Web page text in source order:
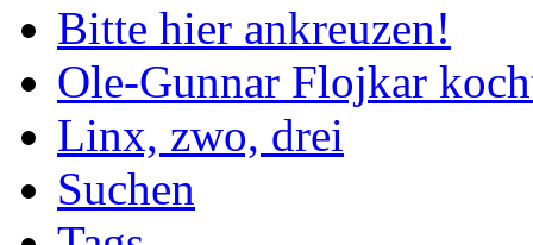
Bitte hier ankreuzen!
Ole-Gunnar Flojkar
Linx, zwo, drei
Suchen